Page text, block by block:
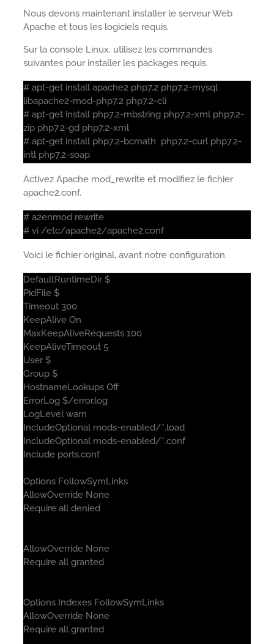
Nous devons maintenant installer le serveur Web
Apache et tous les logiciels requis.
Sur la console Linux, utilisez les commandes
suivantes pour installer les packages requis.
# apt-get install apache2 php7.2 php7.2-mysql
libapache2-mod-php7.2 php7.2-cli
# apt-get install php7.2-mbstring php7.2-xml php7.2-
zip php7.2-gd php7.2-xml
# apt-get install php7.2-bcmath php7.2-curl php7.2-
intl php7.2-soap
Activez Apache mod_rewrite et modifiez le fichier
apache2.conf.
# a2enmod rewrite
# vi /etc/apache2/apache2.conf
Voici le fichier original, avant notre configuration.
DefaultRuntimeDir $
PidFile $
Timeout 300
KeepAlive On
MaxKeepAliveRequests 100
KeepAliveTimeout 5
User $
Group $
HostnameLookups Off
ErrorLog $/error.log
LogLevel warn
IncludeOptional mods-enabled/*.load
IncludeOptional mods-enabled/*.conf
Include ports.conf
Options FollowSymLinks
AllowOverride None
Require all denied
AllowOverride None
Require all granted
Options Indexes FollowSymLinks
AllowOverride None
Require all granted